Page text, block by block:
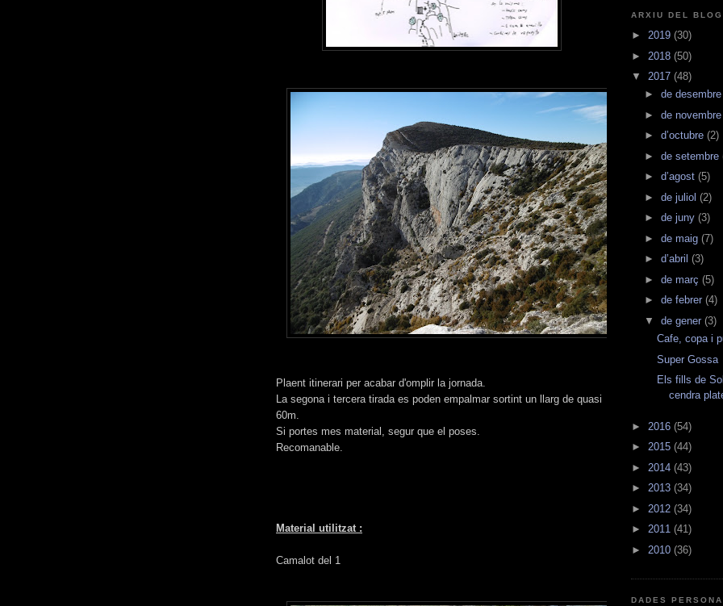
Plaent itinerari per acabar d'omplir la jornada.
La segona i tercera tirada es poden empalmar sortint un llarg de quasi
60m.
Si portes mes material, segur que el poses.
Recomanable.
Material utilitzat :
Camalot del 1
ARXIU DEL BLOG
► 2019 (30)
► 2018 (50)
▼ 2017 (48)
► de desembre
► de novembre
► d’octubre (2)
► de setembre
► d’agost (5)
► de juliol (2)
► de juny (3)
► de maig (7)
► d’abril (3)
► de març (5)
► de febrer (4)
▼ de gener (3)
Cafe, copa i
Super Gossa
Els fills de
cendra
► 2016 (54)
► 2015 (44)
► 2014 (43)
► 2013 (34)
► 2012 (34)
► 2011 (41)
► 2010 (36)
DADES